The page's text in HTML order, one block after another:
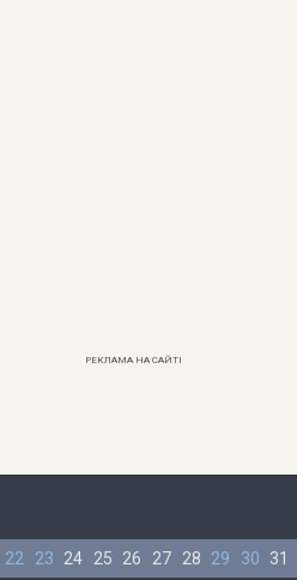
РЕКЛАМА НА САЙТІ
22 23 24 25 26 27 28 29 30 31